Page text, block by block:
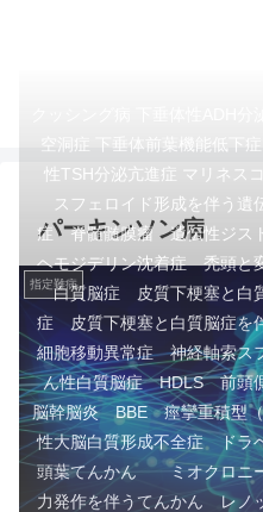
パーキンソン病
指定難病
空洞症 下垂体前葉機能低下
性TSH分泌亢進症 マリネス
スフェロイド形成を伴う
症 脊髄髄膜瘤 遺伝性ジス
ヘモジデリン沈着症 禿頭と
白質脳症 皮質下梗塞と白
症 皮質下梗塞と白質脳症を
細胞移動異常症 神経軸索ス
ん性白質脳症 HDLS 前頭
脳幹脳炎 BBE 痙攣重積型
性大脳白質形成不全症 ドラ
頭葉てんかん ミオクロニ
力発作を伴うてんかん レノ